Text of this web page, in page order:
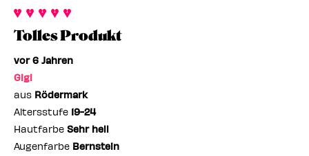
und
Anzahl
der
durchschnittlicher
Bewertung
und
der
Kategorie,
durchschnittlicher
und
der
Bewertungen
Tolles Produkt
vor 6 Jahren
Gigi
aus Rödermark
Altersstufe 19-24
Hautfarbe Sehr hell
Augenfarbe Bernstein